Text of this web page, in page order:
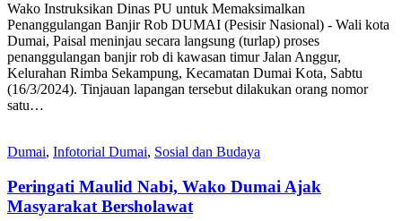
Wako Instruksikan Dinas PU untuk Memaksimalkan
Penanggulangan Banjir Rob DUMAI (Pesisir Nasional) - Wali kota
Dumai, Paisal meninjau secara langsung (turlap) proses
penanggulangan banjir rob di kawasan timur Jalan Anggur,
Kelurahan Rimba Sekampung, Kecamatan Dumai Kota, Sabtu
(16/3/2024). Tinjauan lapangan tersebut dilakukan orang nomor
satu…
Dumai, Infotorial Dumai, Sosial dan Budaya
Peringati Maulid Nabi, Wako Dumai Ajak
Masyarakat Bersholawat